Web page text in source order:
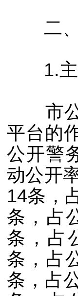
二、
1.主
市公
平台的
公开警
动公开
14条，
条，占
条，占
条，占
条，占